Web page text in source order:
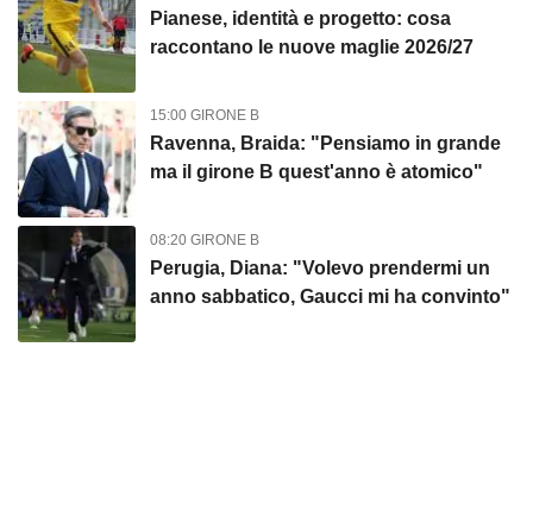
Pianese, identità e progetto: cosa
raccontano le nuove maglie 2026/27
15:00 GIRONE B
Ravenna, Braida: "Pensiamo in grande
ma il girone B quest'anno è atomico"
08:20 GIRONE B
Perugia, Diana: "Volevo prendermi un
anno sabbatico, Gaucci mi ha convinto"